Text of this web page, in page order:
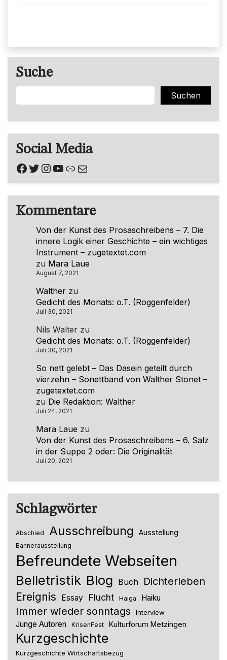
Suche
Suchen
Social Media
Facebook
Twitter
Instagram
YouTube
Link
E-Mail
Kommentare
Von der Kunst des Prosaschreibens – 7. Die
innere Logik einer Geschichte – ein wichtiges
Instrument – zugetextet.com
zu Mara Laue
August 7, 2021
Walther zu
Gedicht des Monats: o.T. (Roggenfelder)
Juli 30, 2021
Nils Walter zu
Gedicht des Monats: o.T. (Roggenfelder)
Juli 30, 2021
So nett gelebt – Das Dasein geteilt durch
vierzehn – Sonettband von Walther Stonet –
zugetextet.com
zu Die Redaktion: Walther
Juli 24, 2021
Mara Laue zu
Von der Kunst des Prosaschreibens – 6. Salz
in der Suppe 2 oder: Die Originalität
Juli 20, 2021
Schlagwörter
Abschied Ausschreibung Ausstellung
Bannerausstellung
Befreundete Webseiten
Belletristik Blog Buch Dichterleben
Ereignis Essay Flucht Haiga Haiku
Immer wieder sonntags Interview
Junge Autoren KrisenFest Kulturforum Metzingen
Kurzgeschichte
Kurzgeschichte Wirtschaftsbezug